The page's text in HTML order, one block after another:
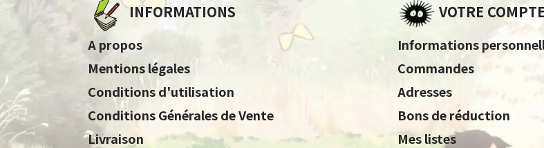
INFORMATIONS
A propos
Mentions légales
Conditions d'utilisation
Conditions Générales de Vente
Livraison
VOTRE COMPTE
Informations
Commandes
Adresses
Bons de réduction
Mes listes